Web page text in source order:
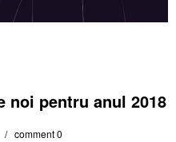
noi pentru anul 2018
comment 0